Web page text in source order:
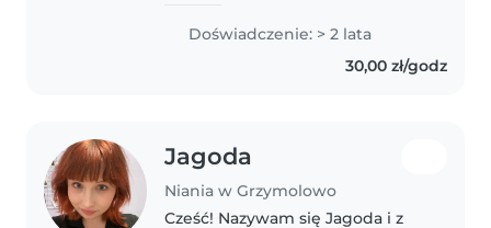
pomagać najmłodszym w nauce,
czytaniu oraz rozwoju przez
zabawę. Spędźmy wspólnie czas
Doświadczenie: > 2 lata
30,00 zł/godz
Jagoda
Niania w Grzymolowo
Cześć! Nazywam się Jagoda i z